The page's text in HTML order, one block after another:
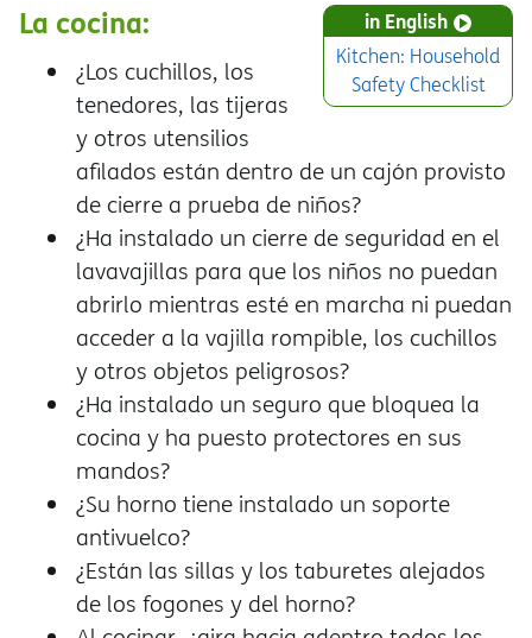
in English
Kitchen: Household
Safety Checklist
La cocina:
¿Los cuchillos, los
tenedores, las tijeras
y otros utensilios
afilados están dentro de un cajón provisto
de cierre a prueba de niños?
¿Ha instalado un cierre de seguridad en el
lavavajillas para que los niños no puedan
abrirlo mientras esté en marcha ni puedan
acceder a la vajilla rompible, los cuchillos
y otros objetos peligrosos?
¿Ha instalado un seguro que bloquea la
cocina y ha puesto protectores en sus
mandos?
¿Su horno tiene instalado un soporte
antivuelco?
¿Están las sillas y los taburetes alejados
de los fogones y del horno?